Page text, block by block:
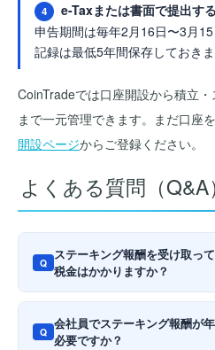
4
e-Taxまたは書面で提出する
申告期間は毎年2月16日〜3月
記録は最低5年間保存しておきま
CoinTradeでは口座開設から積立
まで一元管理できます。まだ口座
開設ページからご登録ください。
よくある質問（Q&A）
Q ステーキング報酬を受け取っ
税金はかかりますか？
Q 会社員でステーキング報酬が
必要ですか？